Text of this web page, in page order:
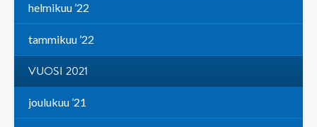
helmikuu ’22
tammikuu ’22
VUOSI 2021
joulukuu ’21